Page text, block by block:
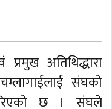
अतिथिद्धारा
संघको
छ । संघले